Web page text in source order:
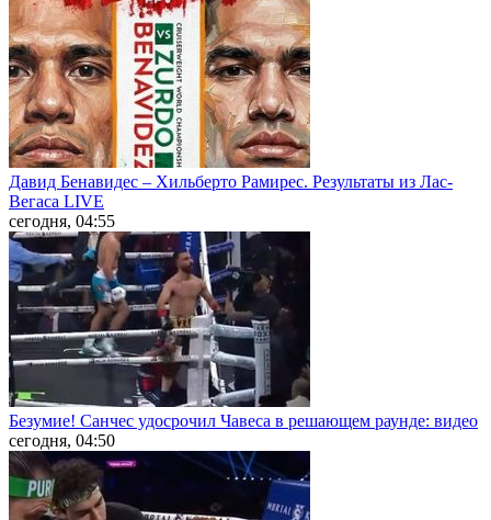
Давид Бенавидес – Хильберто Рамирес. Результаты из Лас-
Вегаса LIVE
сегодня, 04:55
Безумие! Санчес удосрочил Чавеса в решающем раунде: видео
сегодня, 04:50